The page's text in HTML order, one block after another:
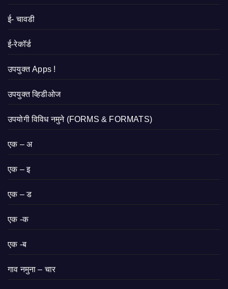
ई- चावडी
ई-रेकॉर्ड
उपयुक्त Apps !
उपयुक्त व्हिडीओज
उपयोगी विविध नमुने (FORMS & FORMATS)
एक – अ
एक – इ
एक – ड
एक -क
एक -ब
गाव नमुना – चार